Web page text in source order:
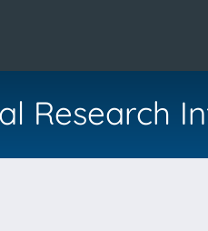
Research